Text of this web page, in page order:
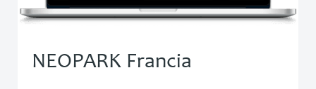
NEOPARK Francia